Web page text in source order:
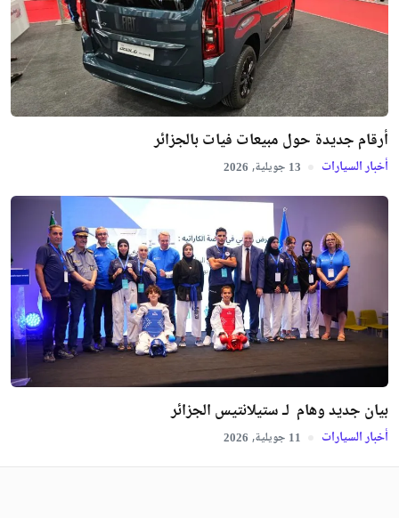
أرقام جديدة حول مبيعات فيات بالجزائر
أخبار السيارات 13 جويلية, 2026
بيان جديد وهام لـ ستيلانتيس الجزائر
أخبار السيارات 11 جويلية, 2026